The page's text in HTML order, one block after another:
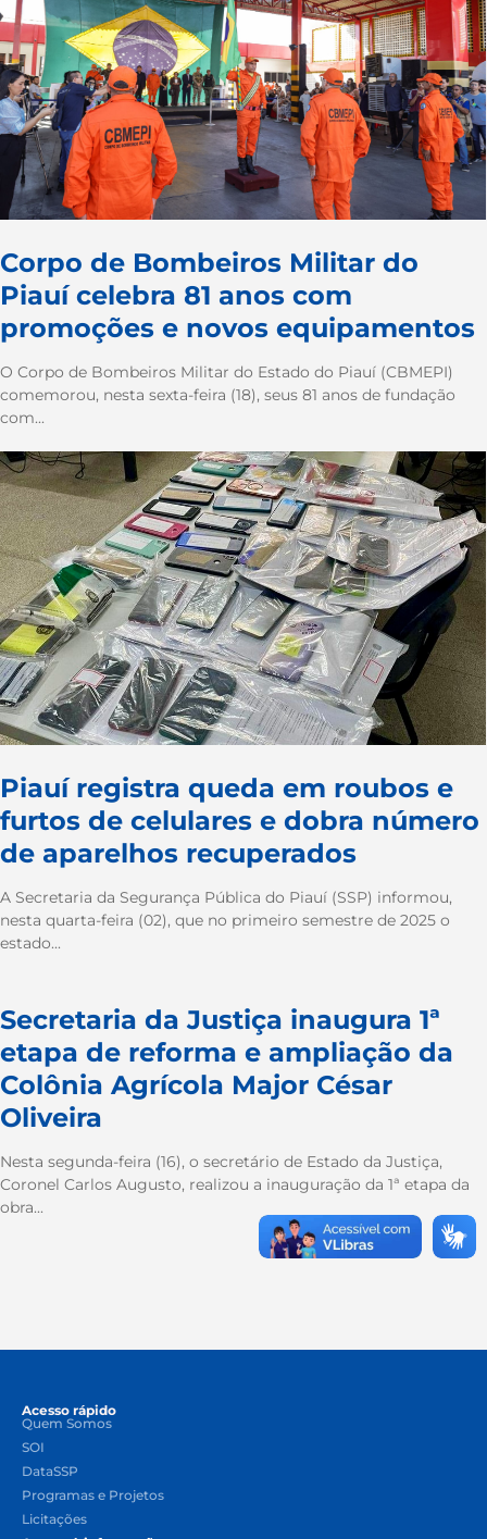
Corpo de Bombeiros Militar do
Piauí celebra 81 anos com
promoções e novos equipamentos
O Corpo de Bombeiros Militar do Estado do Piauí (CBMEPI)
comemorou, nesta sexta-feira (18), seus 81 anos de fundação
com...
Piauí registra queda em roubos e
furtos de celulares e dobra número
de aparelhos recuperados
A Secretaria da Segurança Pública do Piauí (SSP) informou,
nesta quarta-feira (02), que no primeiro semestre de 2025 o
estado...
Secretaria da Justiça inaugura 1ª
etapa de reforma e ampliação da
Colônia Agrícola Major César
Oliveira
Nesta segunda-feira (16), o secretário de Estado da Justiça,
Coronel Carlos Augusto, realizou a inauguração da 1ª etapa da
obra...
Acesso rápido
Quem Somos
SOI
DataSSP
Programas e Projetos
Licitações